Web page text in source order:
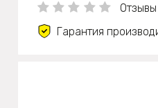
Гарантия